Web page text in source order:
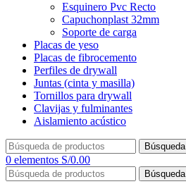
Esquinero Pvc Recto
Capuchonplast 32mm
Soporte de carga
Placas de yeso
Placas de fibrocemento
Perfiles de drywall
Juntas (cinta y masilla)
Tornillos para drywall
Clavijas y fulminantes
Aislamiento acústico
Búsqueda
0 elementos S/0.00
Búsqueda